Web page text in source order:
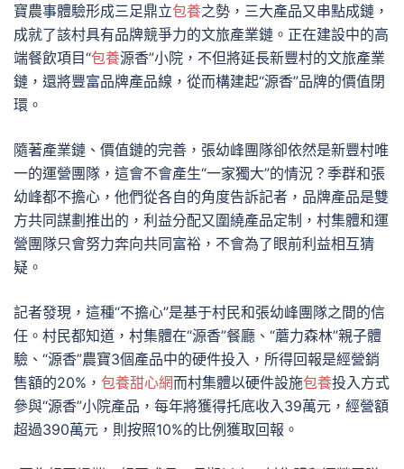
寶農事體驗形成三足鼎立包養之勢，三大產品又串點成鏈，
成就了該村具有品牌競爭力的文旅產業鏈。正在建設中的高
端餐飲項目“包養源香”小院，不但將延長新豐村的文旅產業
鏈，還將豐富品牌產品線，從而構建起“源香”品牌的價值閉
環。
隨著產業鏈、價值鏈的完善，張幼峰團隊卻依然是新豐村唯
一的運營團隊，這會不會產生“一家獨大”的情況？季群和張
幼峰都不擔心，他們從各自的角度告訴記者，品牌產品是雙
方共同謀劃推出的，利益分配又圍繞產品定制，村集體和運
營團隊只會努力奔向共同富裕，不會為了眼前利益相互猜
疑。
記者發現，這種“不擔心”是基于村民和張幼峰團隊之間的信
任。村民都知道，村集體在“源香”餐廳、“蘑力森林”親子體
驗、“源香”農寶3個產品中的硬件投入，所得回報是經營銷
售額的20%， 包養甜心網而村集體以硬件設施包養投入方式
參與“源香”小院產品，每年將獲得托底收入39萬元，經營額
超過390萬元，則按照10%的比例獲取回報。